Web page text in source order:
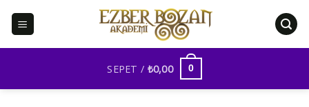
SEPET / ₺0,00 0